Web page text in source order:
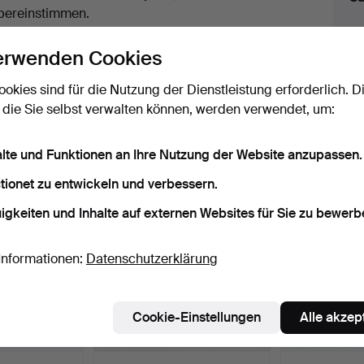
zu erhalten, sobald dieses Objekt
ist.
die mit Ihrer Suche
Cookies
sind für die Nutzung der Dienstleistung erforderlich.
Sie selbst verwalten können, werden verwendet, um:
und Funktionen an Ihre Nutzung der Website anzupassen.
zu entwickeln und verbessern.
und Inhalte auf externen Websites für Sie zu
Datenschutzerklärung
Cookie-Einstellungen Alle